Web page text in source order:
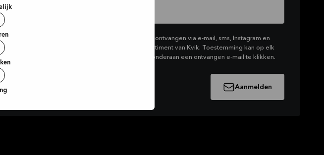
Ik ga hierbij akkoord om marketing van Kvik te ontvangen via e-mail, sms, Instagram en
Facebook met betrekking tot het productassortiment van Kvik. Toestemming kan op elk
moment worden ingetrokken door op de link onderaan een ontvangen e-mail te klikken.
Aanmelden